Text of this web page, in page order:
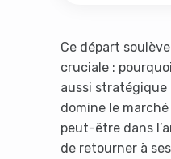
Ce départ
cruciale :
aussi stratégique
domine le
peut-être dans
de retourner à